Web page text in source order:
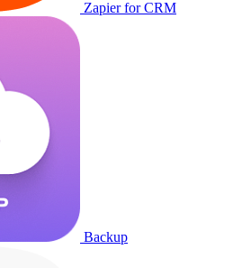
Zapier for CRM
Backup